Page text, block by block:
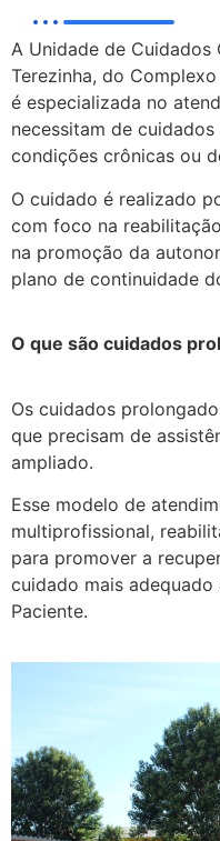
A Unidade de Cuidados
Terezinha, do
é especializada no
necessitam de
condições crônicas ou
O cuidado é realizado
com foco na
na promoção da
plano de continuidade
O que são cuidados
Os cuidados
que precisam de
ampliado.
Esse modelo de
multiprofissional,
para promover a
cuidado mais adequado
Paciente.